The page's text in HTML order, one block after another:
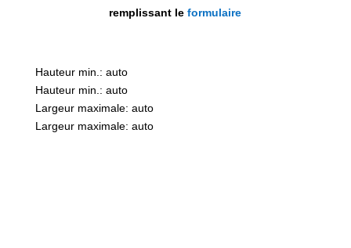
remplissant leformulaire
Hauteur min.: auto
Hauteur min.: auto
Largeur maximale: auto
Largeur maximale: auto